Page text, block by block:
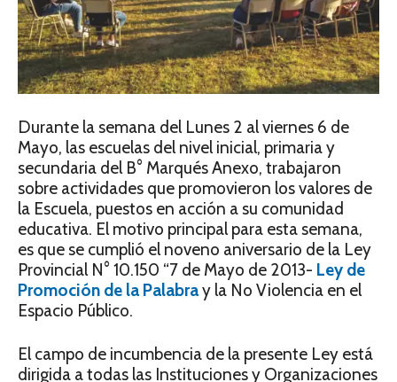
Durante la semana del Lunes 2 al viernes 6 de
Mayo, las escuelas del nivel inicial, primaria y
secundaria del B° Marqués Anexo, trabajaron
sobre actividades que promovieron los valores de
la Escuela, puestos en acción a su comunidad
educativa. El motivo principal para esta semana,
es que se cumplió el noveno aniversario de la Ley
Provincial N° 10.150 “7 de Mayo de 2013- Ley de
Promoción de la Palabray la No Violencia en el
Espacio Público.
El campo de incumbencia de la presente Ley está
dirigida a todas las Instituciones y Organizaciones